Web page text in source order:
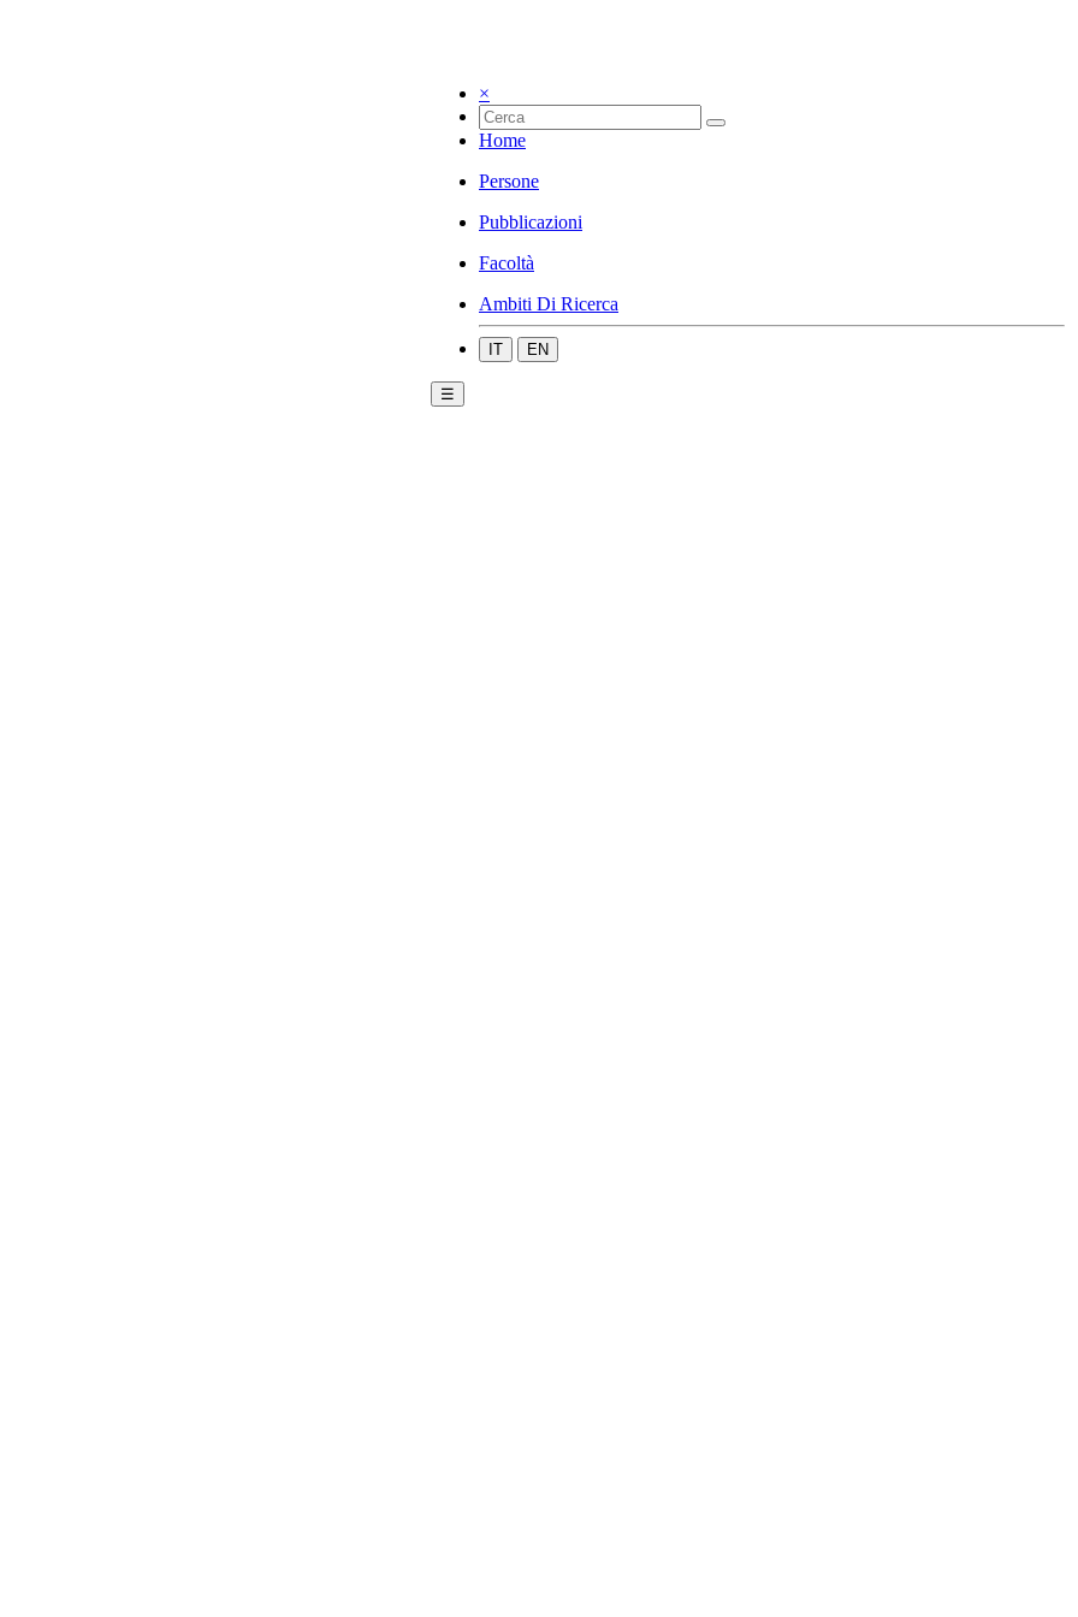
×
Home
Persone
Pubblicazioni
Facoltà
Ambiti Di Ricerca
IT EN
☰